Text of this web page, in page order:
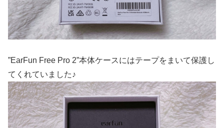
”EarFun Free Pro 2”本体ケースにはテープをまいて保護し
てくれていました♪